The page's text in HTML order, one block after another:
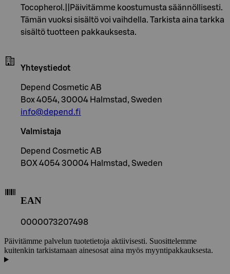
Tocopherol.||Päivitämme koostumusta säännöllisesti.
Tämän vuoksi sisältö voi vaihdella. Tarkista aina tarkka
sisältö tuotteen pakkauksesta.
Yhteystiedot
Depend Cosmetic AB
Box 4054, 30004 Halmstad, Sweden
info@depend.fi
Valmistaja
Depend Cosmetic AB
BOX 4054 30004 Halmstad, Sweden
EAN
0000073207498
Päivitämme palvelun tuotetietoja aktiivisesti. Suosittelemme
kuitenkin tarkistamaan ainesosat aina myös myyntipakkauksesta.